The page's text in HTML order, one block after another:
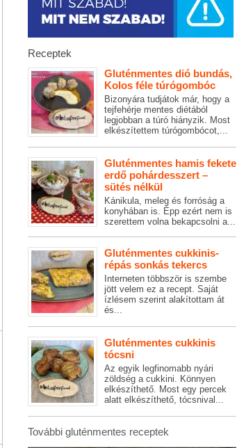
Receptek
Gluténmentes dió bundás,
Kolos féle túrógombóc
Bizonyára tudjátok már, hogy a
tejfehérje mentes diétából
legjobban a túró hiányzik. Most
elkészítettem túrógombócot,...
Gluténmentes hamis fekete
erdő pohárdesszert –
sütés nélkül
Kánikula, meleg és forróság a
konyhában is. Épp ezért nem is
szerettem volna bekapcsolni a...
Gluténmentes cukkinis-
répás sonkás tekercs
Interneten többször is szembe
jött velem ez a recept. Saját
ízlésem szerint alakítottam át
és...
Gluténmentes cukkinis
tócsni
Az egyik legfinomabb nyári
zöldség a cukkini. Könnyen
elkészíthető. Most egy percek
alatt elkészíthető, tócsnival...
További gluténmentes receptek